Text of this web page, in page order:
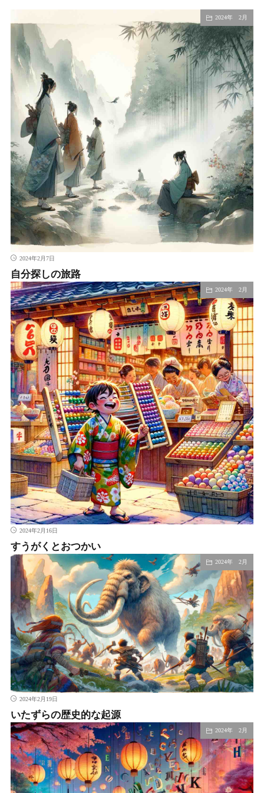
2024年 2月
2024年2月7日
自分探しの旅路
2024年 2月
2024年2月16日
すうがくとおつかい
2024年 2月
2024年2月19日
いたずらの歴史的な起源
2024年 2月